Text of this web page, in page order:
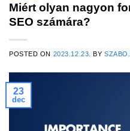
Miért olyan nagyon
SEO számára?
POSTED ON 2023.12.23. BY
23
dec